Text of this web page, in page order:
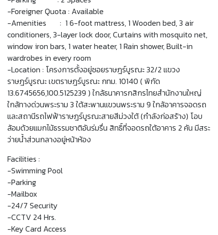
-Foreigner Quota : Available
-Amenities : 1 6-foot mattress, 1 Wooden bed, 3 air
conditioners, 3-layer lock door, Curtains with mosquito net,
window iron bars, 1 water heater, 1 Rain shower, Built-in
wardrobes in every room
-Location : โครงการตั้งอยู่ซอยราษฎร์บูรณะ 32/2 แขวง
ราษฎร์บูรณะ เขตราษฎร์บูรณะ กทม. 10140 ( พิกัด
13.6745656,100.5125239 ) ใกล้ธนาคารกสิกรไทยสำนักงานใหญ่
ใกล้ทางด่วนพระราม 3 ใต้สะพานแขวนพระราม 9 ใกล้อาคารจอดรถ
และสถานีรถไฟฟ้าราษฎร์บูรณะสายสีม่วงใต้ (กำลังก่อสร้าง) โอบ
ล้อมด้วยแมกไม้ธรรมชาติอันร่มรื่น สิทธิ์ที่จอดรถใต้อาคาร 2 คัน มีสระ
ว่ายน้ำส่วนกลางอยู่หน้าห้อง
Facilities :
-Swimming Pool
-Parking
-Mailbox
-24/7 Security
-CCTV 24 Hrs.
-Key Card Access